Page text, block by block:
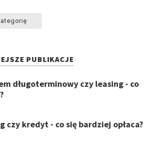
PUBLIKACJE
długoterminowy czy leasing - co
czy kredyt - co się bardziej opłaca?